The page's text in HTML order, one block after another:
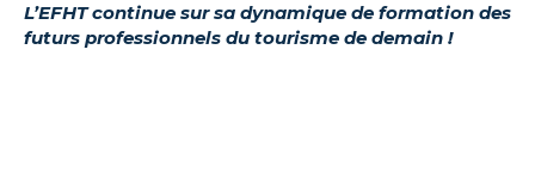
L’EFHT continue sur sa dynamique de formation des
futurs professionnels du tourisme de demain !